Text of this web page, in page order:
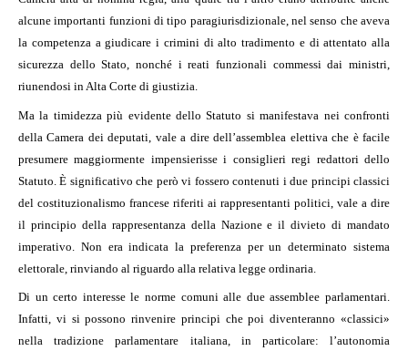
alcune importanti funzioni di tipo paragiurisdizionale, nel senso che aveva
la competenza a giudicare i crimini di alto tradimento e di attentato alla
sicurezza dello Stato, nonché i reati funzionali commessi dai ministri,
riunendosi in Alta Corte di giustizia.
Ma la timidezza più evidente dello Statuto si manifestava nei confronti
della Camera dei deputati, vale a dire dell’assemblea elettiva che è facile
presumere maggiormente impensierisse i consiglieri regi redattori dello
Statuto. È significativo che però vi fossero contenuti i due principi classici
del costituzionalismo francese riferiti ai rappresentanti politici, vale a dire
il principio della rappresentanza della Nazione e il divieto di mandato
imperativo. Non era indicata la preferenza per un determinato sistema
elettorale, rinviando al riguardo alla relativa legge ordinaria.
Di un certo interesse le norme comuni alle due assemblee parlamentari.
Infatti, vi si possono rinvenire principi che poi diventeranno «classici»
nella tradizione parlamentare italiana, in particolare: l’autonomia